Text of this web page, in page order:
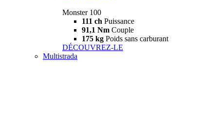
Monster 100
111 ch Puissance
91,1 Nm Couple
175 kg Poids sans carburant
DÉCOUVREZ-LE
Multistrada